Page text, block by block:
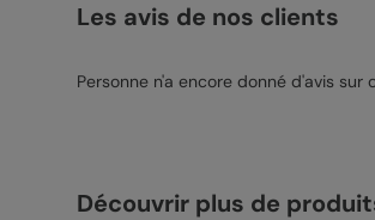
Les avis de nos clients
Personne n'a encore donné d'avis sur
Découvrir plus de